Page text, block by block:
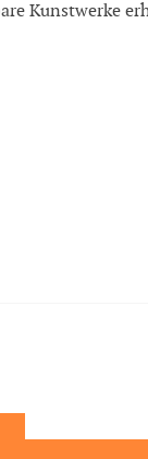
Kunstwerke